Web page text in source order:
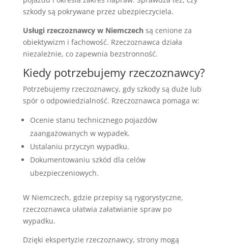
szkody są pokrywane przez ubezpieczyciela.
Usługi rzeczoznawcy w Niemczechsą cenione za
obiektywizm i fachowość. Rzeczoznawca działa
niezależnie, co zapewnia bezstronność.
Kiedy potrzebujemy rzeczoznawcy?
Potrzebujemy rzeczoznawcy, gdy szkody są duże lub
spór o odpowiedzialność. Rzeczoznawca pomaga w:
Ocenie stanu technicznego pojazdów
zaangażowanych w wypadek.
Ustalaniu przyczyn wypadku.
Dokumentowaniu szkód dla celów
ubezpieczeniowych.
W Niemczech, gdzie przepisy są rygorystyczne,
rzeczoznawca ułatwia załatwianie spraw po
wypadku.
Dzięki ekspertyzie rzeczoznawcy, strony mogą